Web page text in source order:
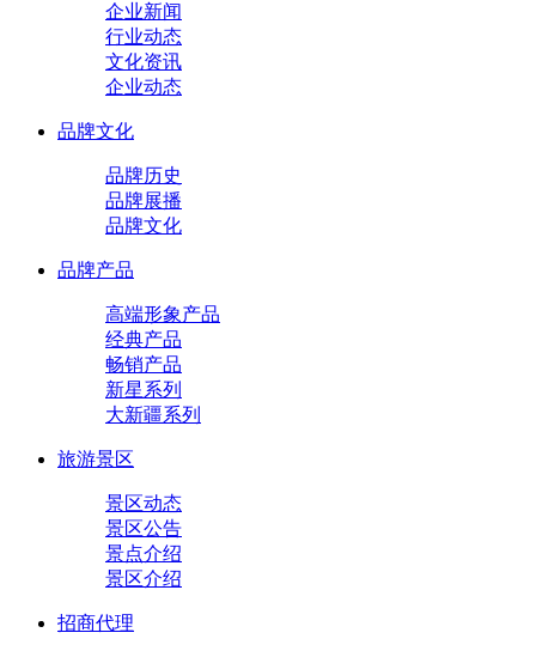
企业新闻
行业动态
文化资讯
企业动态
品牌文化
品牌历史
品牌展播
品牌文化
品牌产品
高端形象产品
经典产品
畅销产品
新星系列
大新疆系列
旅游景区
景区动态
景区公告
景点介绍
景区介绍
招商代理